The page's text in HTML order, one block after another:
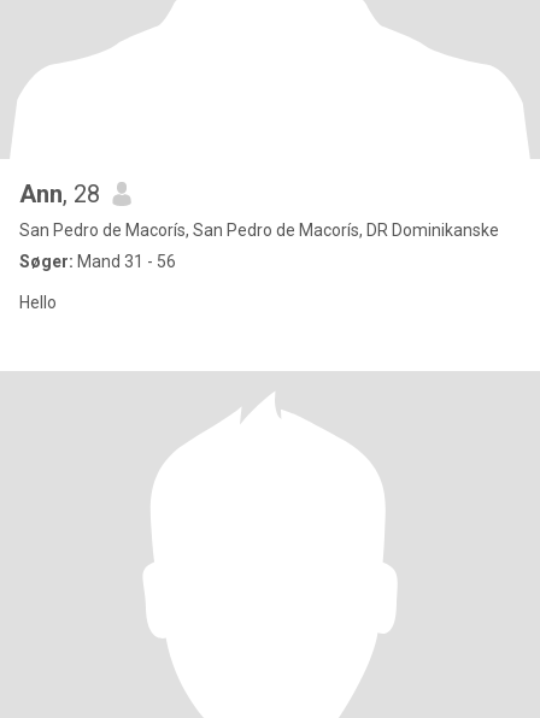
Ann, 28
San Pedro de Macorís, San Pedro de Macorís, DR Dominikanske
Søger: Mand 31 - 56
Hello